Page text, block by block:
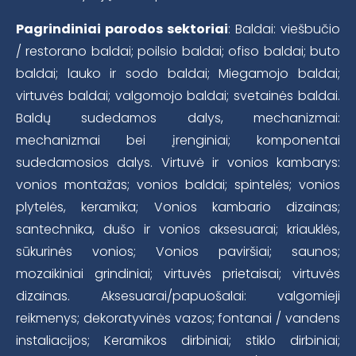
Pagrindiniai parodos sektoriai: Baldai: viešbučio
/ restorano baldai; poilsio baldai; ofiso baldai; buto
baldai; lauko ir sodo baldai; Miegamojo baldai;
virtuvės baldai; valgomojo baldai; svetainės baldai.
Baldų sudedamos dalys, mechanizmai:
mechanizmai bei įrenginiai; komponentai
sudedamosios dalys. Virtuvė ir vonios kambarys:
vonios montažas; vonios baldai; spintelės; vonios
plytelės, keramika; Vonios kambario dizainas;
santechnika, dušo ir vonios aksesuarai; kriauklės,
sūkurinės vonios; Vonios paviršiai; saunos;
mozaikiniai grindiniai; virtuvės prietaisai; virtuvės
dizainas. Aksesuarai/papuošalai: valgomieji
reikmenys; dekoratyvinės vazos; fontanai / vandens
instaliacijos; Keramikos dirbiniai; stiklo dirbiniai;